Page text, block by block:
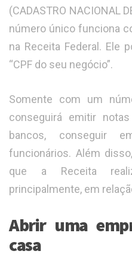
(CADASTRO NACIONAL
número único funciona
na Receita Federal. Ele
“CPF do seu negócio”.
Somente com um
conseguirá emitir
bancos, conseguir
funcionários. Além
que a Receita
principalmente, em
Abrir uma
casa